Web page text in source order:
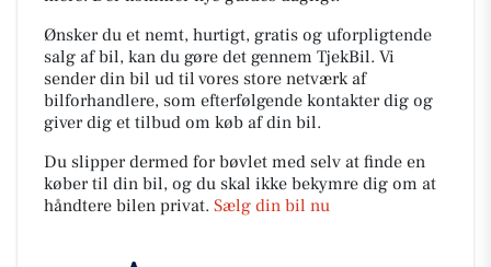
Ønsker du et nemt, hurtigt, gratis og uforpligtende
salg af bil, kan du gøre det gennem TjekBil. Vi
sender din bil ud til vores store netværk af
bilforhandlere, som efterfølgende kontakter dig og
giver dig et tilbud om køb af din bil.
Du slipper dermed for bøvlet med selv at finde en
køber til din bil, og du skal ikke bekymre dig om at
håndtere bilen privat. Sælg din bil nu